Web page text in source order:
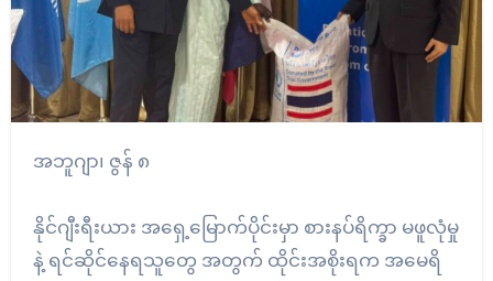
အဘူဂျာ၊ ဇွန် ၈
နိုင်ဂျီးရီးယား အရှေ့မြောက်ပိုင်းမှာ စားနပ်ရိက္ခာ မဖူလုံမှု
နဲ့ ရင်ဆိုင်နေရသူတွေ အတွက် ထိုင်းအစိုးရက အမေရိ